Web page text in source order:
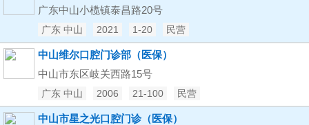
广东中山小榄镇泰昌路20号
广东 中山 2021 1-20 民营
中山维尔口腔门诊部（医保）
中山市东区岐关西路15号
广东 中山 2006 21-100 民营
中山市星之光口腔门诊（医保）